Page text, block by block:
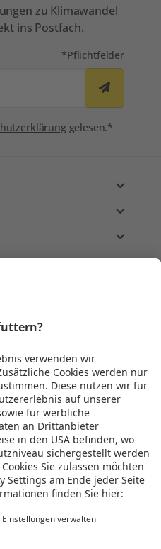
zu Klimawandel
ins Postfach.
Mit * markierte
*Pflichtfelder
gelesen.*
werden